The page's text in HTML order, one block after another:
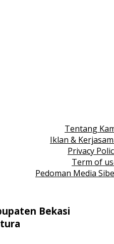
Tentang
Iklan &
Privacy
Term of
Pedoman Media
Bekasi